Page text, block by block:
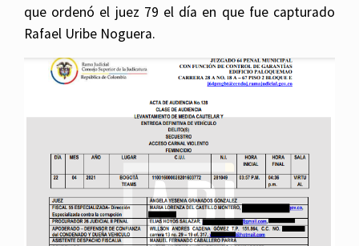
que ordenó el juez 79 el día en que fue capturado
Rafael Uribe Noguera.